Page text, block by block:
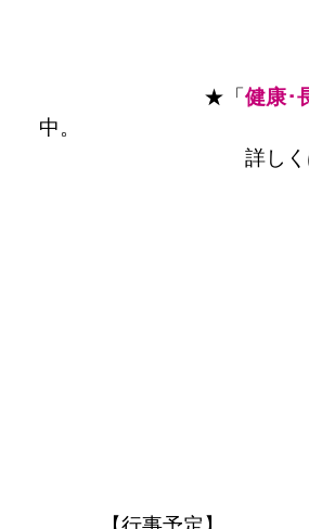
★「健康･
中。
詳しくは
【行事予定】